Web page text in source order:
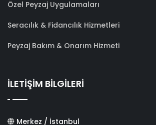
Özel Peyzaj Uygulamaları
Seracılık & Fidancılık Hizmetleri
Peyzaj Bakım & Onarım Hizmeti
İLETİŞİM BİLGİLERİ
Merkez / İstanbul